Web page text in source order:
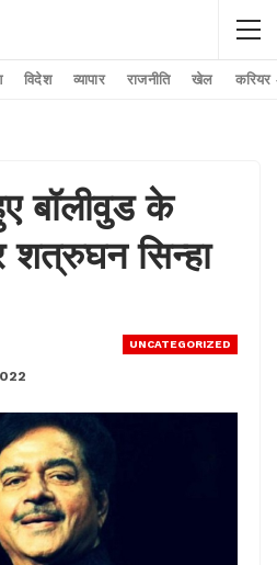
विदेश व्यापार राजनीति खेल करियर
बॉलीवुड के
शत्रुघन सिन्हा
UNCATEGORIZED